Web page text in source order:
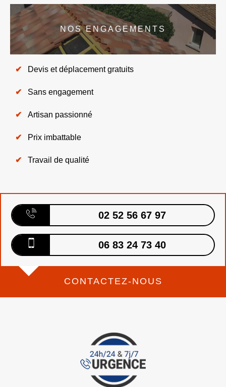
NOS ENGAGEMENTS
Devis et déplacement gratuits
Sans engagement
Artisan passionné
Prix imbattable
Travail de qualité
02 52 56 67 97
06 83 24 73 40
CONTACTEZ-NOUS